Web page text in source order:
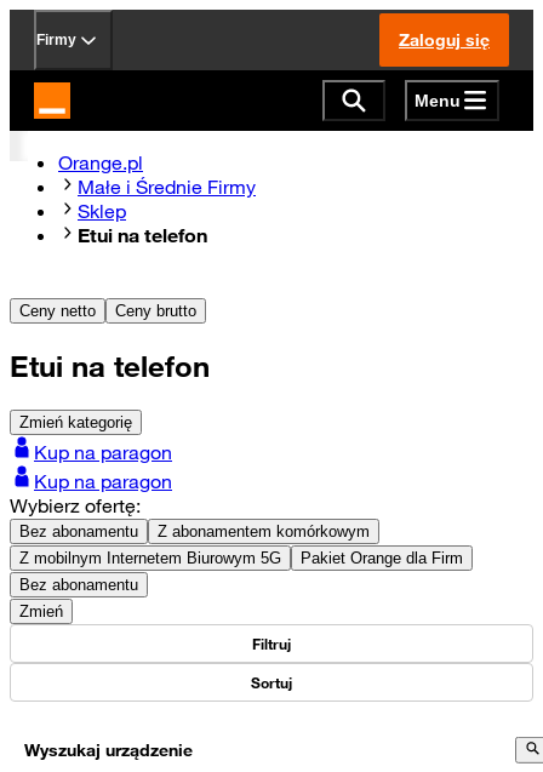
Firmy Zaloguj się
Strona główna Orange.pl Menu
Orange.pl
Małe i Średnie Firmy
Sklep
Etui na telefon
Ceny netto Ceny brutto
Etui na telefon
Zmień kategorię
Kup na paragon
Kup na paragon
Wybierz ofertę:
Bez abonamentu
Z abonamentem komórkowym
Z mobilnym Internetem Biurowym 5G
Pakiet Orange dla Firm
Bez abonamentu
Zmień
Filtruj
Sortuj
Wyszukaj urządzenie